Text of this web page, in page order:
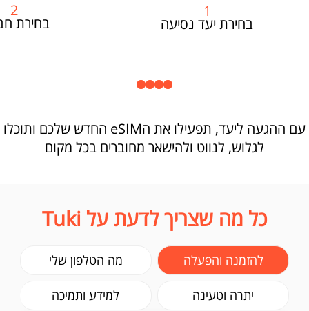
1
בחירת יעד נסיעה
2
בחירת
עם ההגעה ליעד, תפעילו את הeSIM החדש שלכם ותוכלו
לגלוש, לנווט ולהישאר מחוברים בכל מקום
כל מה שצריך לדעת על Tuki
להזמנה והפעלה מה הטלפון שלי
יתרה וטעינה למידע ותמיכה